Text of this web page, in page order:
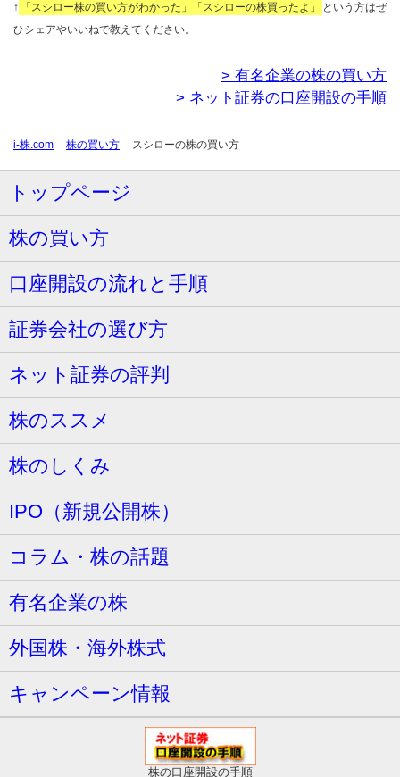
↑ 「スシロー株の買い方がわかった」「スシローの株買ったよ」
という方はぜ
ひシェアやいいねで教えてください。
> 有名企業の株の買い方
> ネット証券の口座開設の手順
i-株.com 株の買い方 スシローの株の買い方
トップページ
株の買い方
口座開設の流れと手順
証券会社の選び方
ネット証券の評判
株のススメ
株のしくみ
IPO（新規公開株）
コラム・株の話題
有名企業の株
外国株・海外株式
キャンペーン情報
株の口座開設の手順